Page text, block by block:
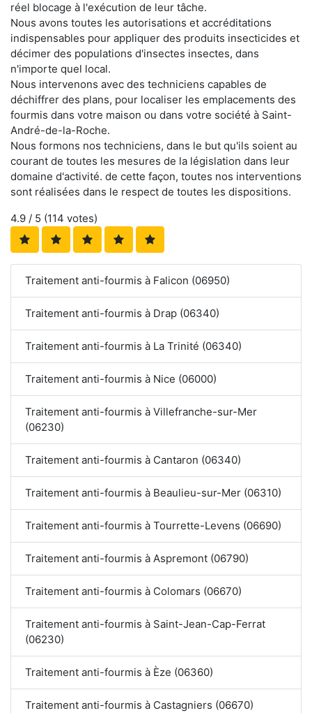
réel blocage à l'exécution de leur tâche.
Nous avons toutes les autorisations et accréditations
indispensables pour appliquer des produits insecticides et
décimer des populations d'insectes insectes, dans
n'importe quel local.
Nous intervenons avec des techniciens capables de
déchiffrer des plans, pour localiser les emplacements des
fourmis dans votre maison ou dans votre société à Saint-
André-de-la-Roche.
Nous formons nos techniciens, dans le but qu'ils soient au
courant de toutes les mesures de la législation dans leur
domaine d'activité. de cette façon, toutes nos interventions
sont réalisées dans le respect de toutes les dispositions.
4.9 / 5 (114 votes)
Traitement anti-fourmis à Falicon (06950)
Traitement anti-fourmis à Drap (06340)
Traitement anti-fourmis à La Trinité (06340)
Traitement anti-fourmis à Nice (06000)
Traitement anti-fourmis à Villefranche-sur-Mer
(06230)
Traitement anti-fourmis à Cantaron (06340)
Traitement anti-fourmis à Beaulieu-sur-Mer (06310)
Traitement anti-fourmis à Tourrette-Levens (06690)
Traitement anti-fourmis à Aspremont (06790)
Traitement anti-fourmis à Colomars (06670)
Traitement anti-fourmis à Saint-Jean-Cap-Ferrat
(06230)
Traitement anti-fourmis à Èze (06360)
Traitement anti-fourmis à Castagniers (06670)